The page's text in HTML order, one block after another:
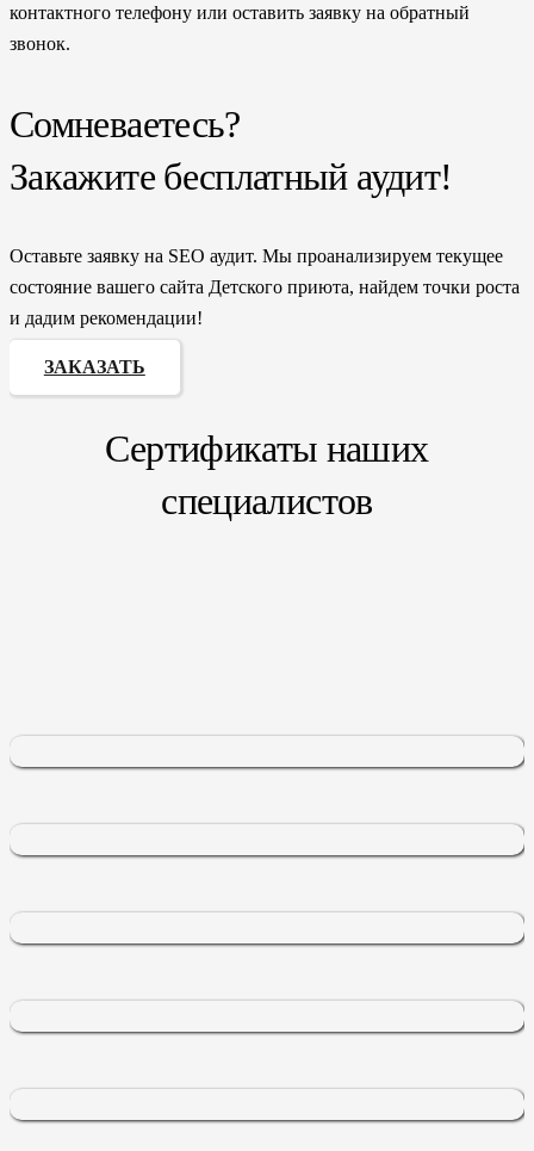
контактного телефону или оставить заявку на обратный
звонок.
Сомневаетесь?
Закажите бесплатный аудит!
Оставьте заявку на SEO аудит. Мы проанализируем текущее
состояние вашего сайта Детского приюта, найдем точки роста
и дадим рекомендации!
ЗАКАЗАТЬ
Сертификаты наших
специалистов